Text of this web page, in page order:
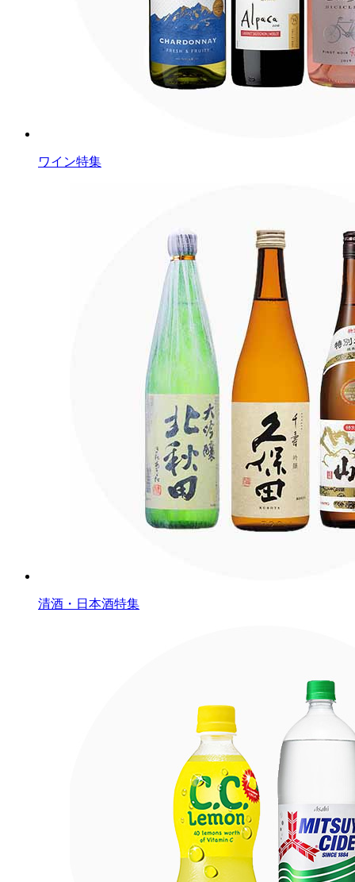
ワイン特集
清酒・日本酒特集